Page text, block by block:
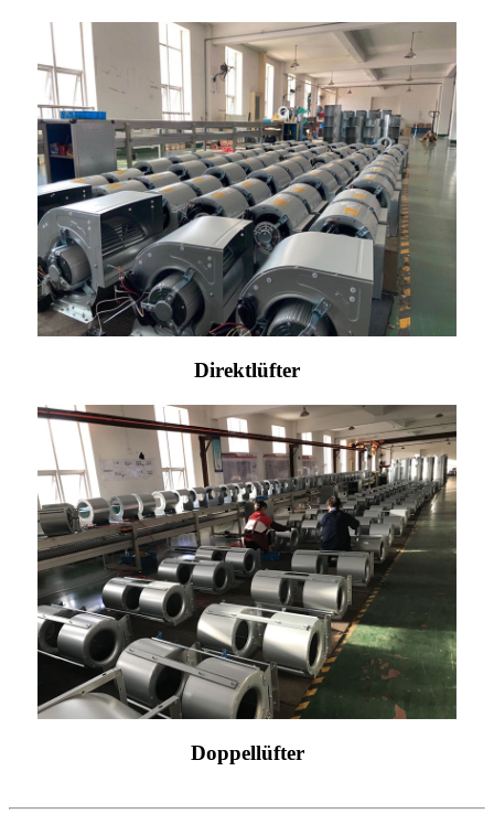
Direktlüfter
Doppellüfter